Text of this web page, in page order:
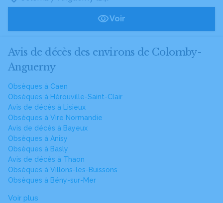
Voir
Avis de décès des environs de Colomby-
Anguerny
Obsèques à Caen
Obsèques à Hérouville-Saint-Clair
Avis de décès à Lisieux
Obsèques à Vire Normandie
Avis de décès à Bayeux
Obsèques à Anisy
Obsèques à Basly
Avis de décès à Thaon
Obsèques à Villons-les-Buissons
Obsèques à Bény-sur-Mer
Voir plus